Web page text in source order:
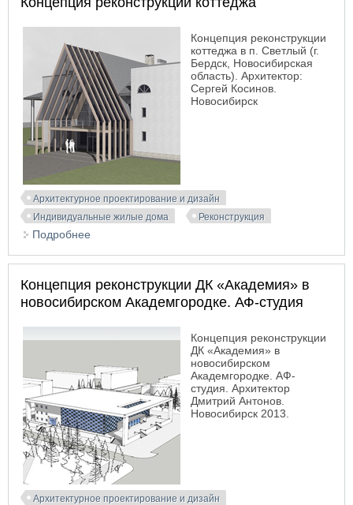
Концепция реконструкции
коттеджа в п. Светлый (г.
Бердск, Новосибирская
область). Архитектор:
Сергей Косинов.
Новосибирск
Архитектурное проектирование и дизайн
Индивидуальные жилые дома
Реконструкция
Подробнее
Концепция реконструкции ДК «Академия» в
новосибирском Академгородке. АФ-студия
Концепция реконструкции
ДК «Академия» в
новосибирском
Академгородке. АФ-
студия. Архитектор
Дмитрий Антонов.
Новосибирск 2013.
Архитектурное проектирование и дизайн